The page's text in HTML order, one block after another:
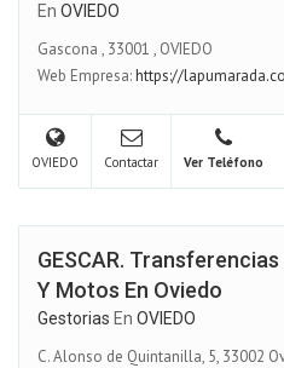
En OVIEDO
Gascona , 33001 , OVIEDO
Web Empresa:https://
OVIEDO Contactar Ver Teléfono
GESCAR.
Y Motos En Oviedo
Gestorias En OVIEDO
C. Alonso de Quintanilla, 5, 33002